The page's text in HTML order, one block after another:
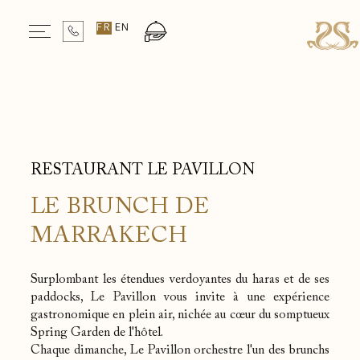
FR EN
RESTAURANT LE PAVILLON
LE BRUNCH DE
MARRAKECH
Surplombant les étendues verdoyantes du haras et de ses
paddocks, Le Pavillon vous invite à une expérience
gastronomique en plein air, nichée au cœur du somptueux
Spring Garden de l'hôtel.
Chaque dimanche, Le Pavillon orchestre l'un des brunchs